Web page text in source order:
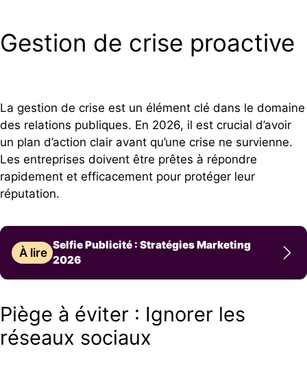
Gestion de crise proactive
La gestion de crise est un élément clé dans le domaine
des relations publiques. En 2026, il est crucial d’avoir
un plan d’action clair avant qu’une crise ne survienne.
Les entreprises doivent être prêtes à répondre
rapidement et efficacement pour protéger leur
réputation.
À lire
Selfie Publicité : Stratégies Marketing
2026
Piège à éviter : Ignorer les
réseaux sociaux